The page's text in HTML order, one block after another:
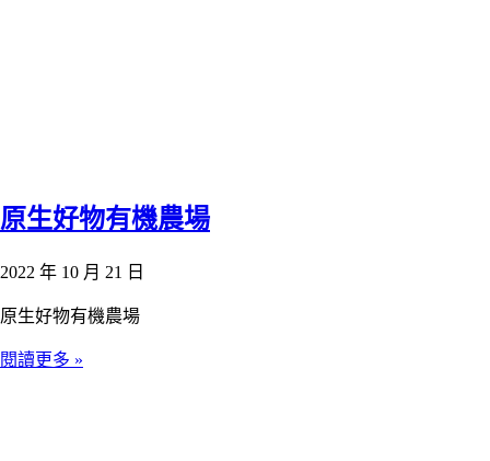
原生好物有機農場
2022 年 10 月 21 日
原生好物有機農場
閱讀更多 »